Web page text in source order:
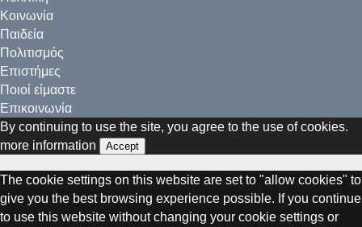
Κοινωνία
Παιδεία
Πολιτισμός
Επιστήμες
Ποιοί είμαστε
Επικοινωνία
By continuing to use the site, you agree to the use of cookies.
more information
Accept
The cookie settings on this website are set to "allow cookies" to
give you the best browsing experience possible. If you continue
to use this website without changing your cookie settings or